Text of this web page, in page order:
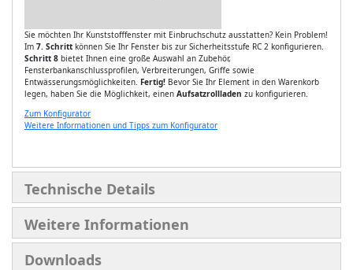
Sie möchten Ihr Kunststofffenster mit Einbruchschutz ausstatten? Kein Problem!
Im 7. Schritt können Sie Ihr Fenster bis zur Sicherheitsstufe RC 2 konfigurieren.
Schritt 8 bietet Ihnen eine große Auswahl an Zubehör,
Fensterbankanschlussprofilen, Verbreiterungen, Griffe sowie
Entwässerungsmöglichkeiten. Fertig! Bevor Sie Ihr Element in den Warenkorb
legen, haben Sie die Möglichkeit, einen Aufsatzrollladen zu konfigurieren.
Zum Konfigurator
Weitere Informationen und Tipps zum Konfigurator
Technische Details
Weitere Informationen
Downloads